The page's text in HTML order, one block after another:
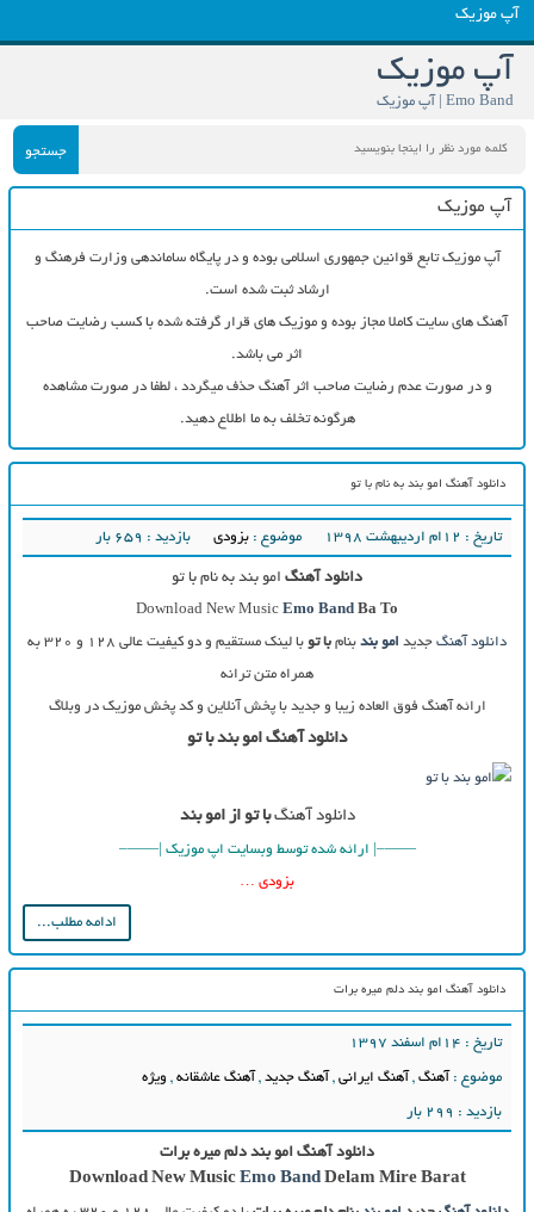
آپ موزیک
آپ موزیک
Emo Band | آپ موزیک
جستجو
آپ موزیک
آپ موزیک تابع قوانین جمهوری اسلامی بوده و در پایگاه ساماندهی وزارت فرهنگ و
ارشاد ثبت شده است.
آهنگ های سایت کاملا مجاز بوده و موزیک های قرار گرفته شده با کسب رضایت صاحب
اثر می باشد.
و در صورت عدم رضایت صاحب اثر آهنگ حذف میگردد ، لطفا در صورت مشاهده
هرگونه تخلف به ما اطلاع دهید.
دانلود آهنگ امو بند به نام با تو
تاریخ : ۱۲ام اردیبهشت ۱۳۹۸ موضوع : بزودی بازدید : 659 بار
دانلود آهنگ امو بند به نام با تو
Download New Music Emo Band Ba To
دانلود آهنگ جدید امو بند بنام با تو با لینک مستقیم و دو کیفیت عالی ۱۲۸ و ۳۲۰ به
همراه متن ترانه
ارائه آهنگ فوق العاده زیبا و جدید با پخش آنلاین و کد پخش موزیک در وبلاگ
دانلود آهنگ امو بند با تو
دانلود آهنگبا تو از امو بند
——–| ارائه شده توسط وبسایت اپ موزیک |——–
بزودی …
ادامه مطلب...
دانلود آهنگ امو بند دلم میره برات
تاریخ : ۱۴ام اسفند ۱۳۹۷
موضوع : آهنگ, آهنگ ایرانی, آهنگ جدید, آهنگ عاشقانه, ویژه
بازدید : 299 بار
دانلود آهنگ امو بند دلم میره برات
Download New Music Emo BandDelam Mire Barat